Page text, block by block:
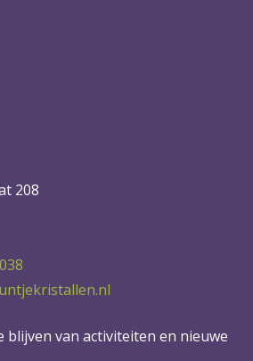
208
blijven van activiteiten en nieuwe